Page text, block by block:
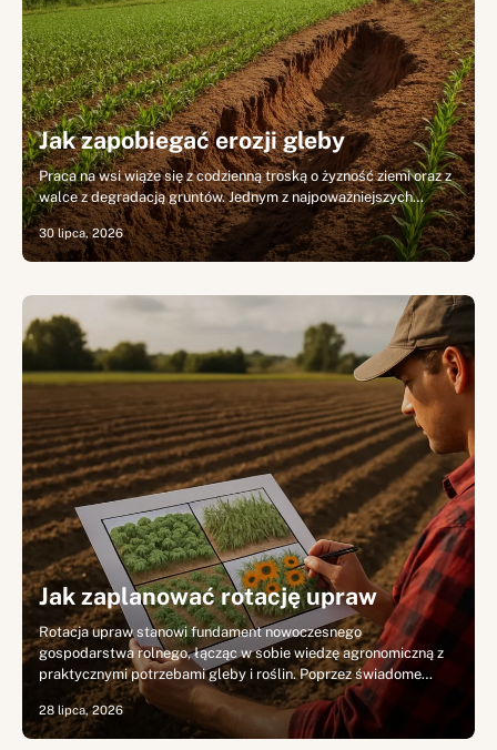
Jak zapobiegać erozji gleby
Praca na wsi wiąże się z codzienną troską o żyzność ziemi oraz z
walce z degradacją gruntów. Jednym z najpoważniejszych…
30 lipca, 2026
Jak zaplanować rotację upraw
Rotacja upraw stanowi fundament nowoczesnego
gospodarstwa rolnego, łącząc w sobie wiedzę agronomiczną z
praktycznymi potrzebami gleby i roślin. Poprzez świadome…
28 lipca, 2026